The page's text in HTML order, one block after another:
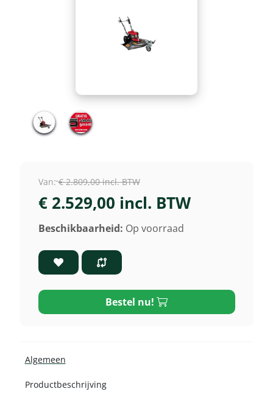
Van: € 2.809,00 incl. BTW
€ 2.529,00 incl. BTW
Beschikbaarheid: Op voorraad
Bestel nu!
Algemeen
Productbeschrijving